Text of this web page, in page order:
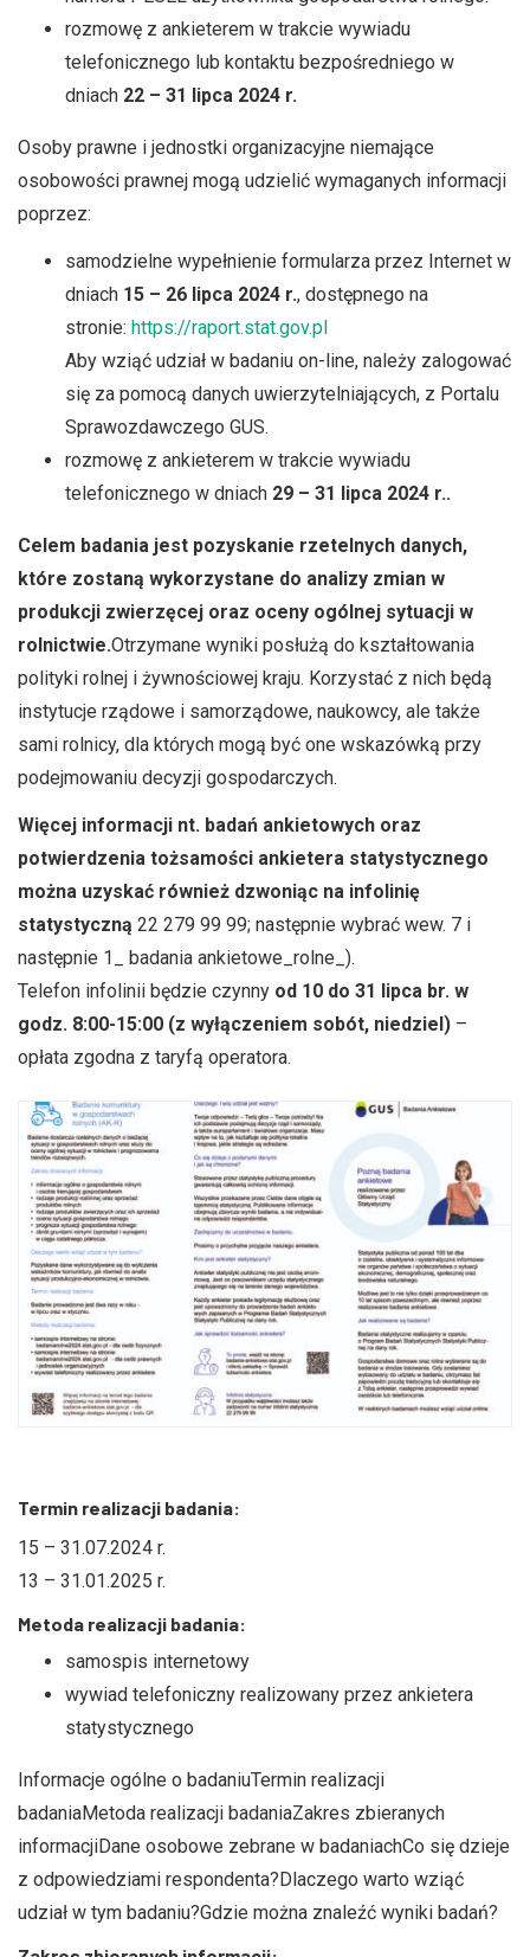
rozmowę z ankieterem w trakcie wywiadu
telefonicznego lub kontaktu bezpośredniego w
dniach 22 – 31 lipca 2024 r.
Osoby prawne i jednostki organizacyjne niemające
osobowości prawnej mogą udzielić wymaganych informacji
poprzez:
samodzielne wypełnienie formularza przez Internet w
dniach 15 – 26 lipca 2024 r., dostępnego na
stronie: https://raport.stat.gov.pl
Aby wziąć udział w badaniu on-line, należy zalogować
się za pomocą danych uwierzytelniających, z Portalu
Sprawozdawczego GUS.
rozmowę z ankieterem w trakcie wywiadu
telefonicznego w dniach 29 – 31 lipca 2024 r..
Celem badania jest pozyskanie rzetelnych danych,
które zostaną wykorzystane do analizy zmian w
produkcji zwierzęcej oraz oceny ogólnej sytuacji w
rolnictwie.Otrzymane wyniki posłużą do kształtowania
polityki rolnej i żywnościowej kraju. Korzystać z nich będą
instytucje rządowe i samorządowe, naukowcy, ale także
sami rolnicy, dla których mogą być one wskazówką przy
podejmowaniu decyzji gospodarczych.
Więcej informacji nt. badań ankietowych oraz
potwierdzenia tożsamości ankietera statystycznego
można uzyskać również dzwoniąc na infolinię
statystyczną 22 279 99 99; następnie wybrać wew. 7 i
następnie 1_ badania ankietowe_rolne_).
Telefon infolinii będzie czynny od 10 do 31 lipca br. w
godz. 8:00-15:00 (z wyłączeniem sobót, niedziel) –
opłata zgodna z taryfą operatora.
Termin realizacji badania:
15 – 31.07.2024 r.
13 – 31.01.2025 r.
Metoda realizacji badania:
samospis internetowy
wywiad telefoniczny realizowany przez ankietera
statystycznego
Informacje ogólne o badaniuTermin realizacji
badaniaMetoda realizacji badaniaZakres zbieranych
informacjiDane osobowe zebrane w badaniachCo się dzieje
z odpowiedziami respondenta?Dlaczego warto wziąć
udział w tym badaniu?Gdzie można znaleźć wyniki badań?